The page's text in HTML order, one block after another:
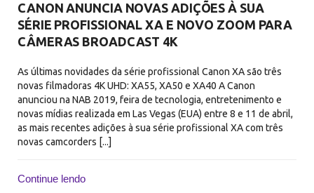
CANON ANUNCIA NOVAS ADIÇÕES À SUA
SÉRIE PROFISSIONAL XA E NOVO ZOOM PARA
CÂMERAS BROADCAST 4K
As últimas novidades da série profissional Canon XA são três
novas filmadoras 4K UHD: XA55, XA50 e XA40 A Canon
anunciou na NAB 2019, feira de tecnologia, entretenimento e
novas mídias realizada em Las Vegas (EUA) entre 8 e 11 de abril,
as mais recentes adições à sua série profissional XA com três
novas camcorders [...]
Continue lendo